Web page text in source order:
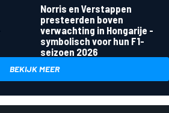
Norris en Verstappen
presteerden boven
verwachting in Hongarije -
symbolisch voor hun F1-
seizoen 2026
BEKIJK MEER